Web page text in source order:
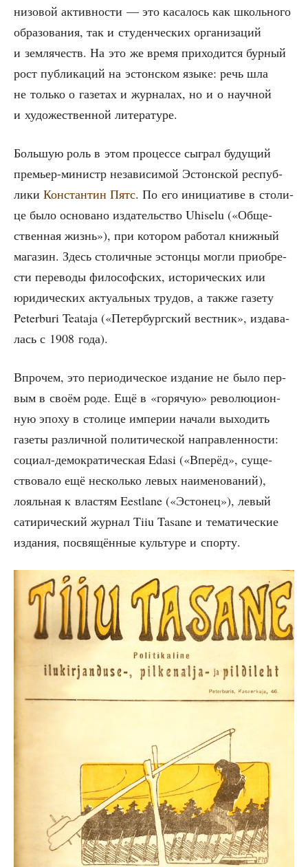
низо­вой актив­но­сти — это каса­лось как школь­но­го
обра­зо­ва­ния, так и сту­ден­че­ских орга­ни­за­ций
и зем­ля­честв. На это же вре­мя при­хо­дит­ся бур­ный
рост пуб­ли­ка­ций на эстон­ском язы­ке: речь шла
не толь­ко о газе­тах и жур­на­лах, но и о науч­ной
и худо­же­ствен­ной литературе.
Боль­шую роль в этом про­цес­се сыг­рал буду­щий
пре­мьер-министр неза­ви­си­мой Эстон­ской рес­пуб­
ли­ки Кон­стан­тин Пятс. По его ини­ци­а­ти­ве в сто­ли­
це было осно­ва­но изда­тель­ство Uhiselu («Обще­
ствен­ная жизнь»), при кото­ром рабо­тал книж­ный
мага­зин. Здесь сто­лич­ные эстон­цы мог­ли при­об­ре­
сти пере­во­ды фило­соф­ских, исто­ри­че­ских или
юри­ди­че­ских акту­аль­ных тру­дов, а так­же газе­ту
Peterburi Teataja («Петер­бург­ский вест­ник», изда­ва­
лась с 1908 года).
Впро­чем, это пери­о­ди­че­ское изда­ние не было пер­
вым в сво­ём роде. Ещё в «горя­чую» рево­лю­ци­он­
ную эпо­ху в сто­ли­це импе­рии нача­ли выхо­дить
газе­ты раз­лич­ной поли­ти­че­ской направ­лен­но­сти:
соци­ал-демо­кра­ти­че­ская Edasi («Впе­рёд», суще­
ство­ва­ло ещё несколь­ко левых наиме­но­ва­ний),
лояль­ная к вла­стям Eestlane («Эсто­нец»), левый
сати­ри­че­ский жур­нал Tiiu Tasane и тема­ти­че­ские
изда­ния, посвя­щён­ные куль­ту­ре и спорту.